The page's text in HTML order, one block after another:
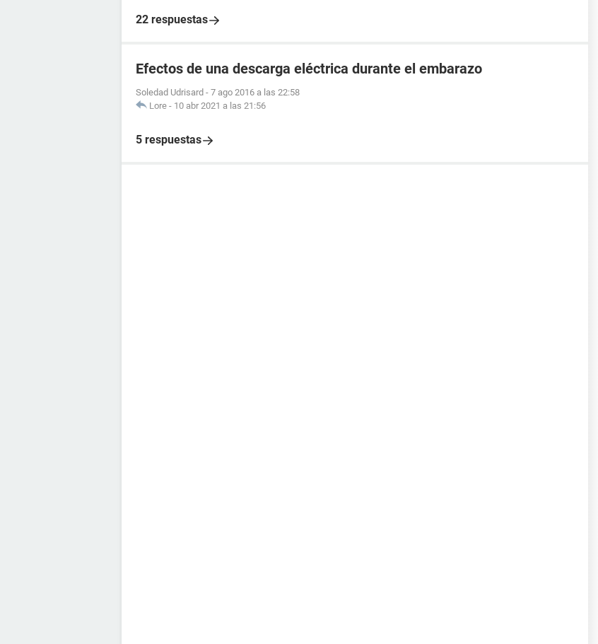
22 respuestas
Efectos de una descarga eléctrica durante el embarazo
Soledad Udrisard - 7 ago 2016 a las 22:58
Lore - 10 abr 2021 a las 21:56
5 respuestas